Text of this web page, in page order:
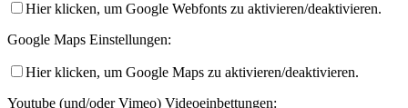
Hier klicken, um Google Webfonts zu aktivieren/deaktivieren.
Google Maps Einstellungen:
Hier klicken, um Google Maps zu aktivieren/deaktivieren.
Youtube (und/oder Vimeo) Videoeinbettungen: